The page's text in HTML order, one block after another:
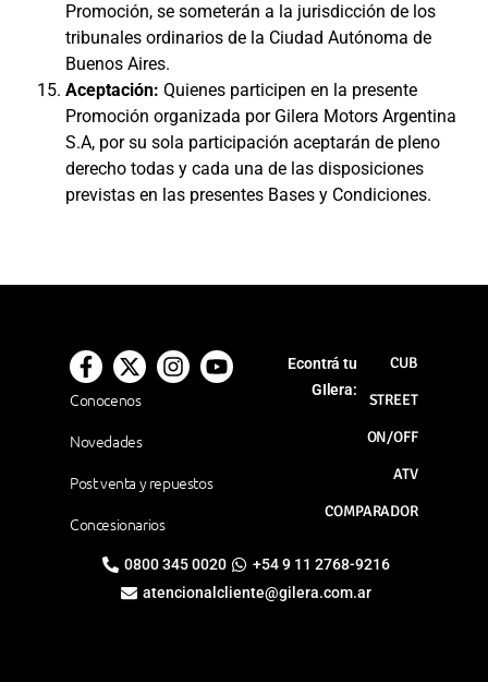
Promoción, se someterán a la jurisdicción de los
tribunales ordinarios de la Ciudad Autónoma de
Buenos Aires.
Aceptación: Quienes participen en la presente
Promoción organizada por Gilera Motors Argentina
S.A, por su sola participación aceptarán de pleno
derecho todas y cada una de las disposiciones
previstas en las presentes Bases y Condiciones.
Conocenos
Novedades
Post venta y repuestos
Concesionarios
Econtrá tu
GIlera:
CUB
STREET
ON/OFF
ATV
COMPARADOR
0800 345 0020
+54 9 11 2768-9216
atencionalcliente@gilera.com.ar